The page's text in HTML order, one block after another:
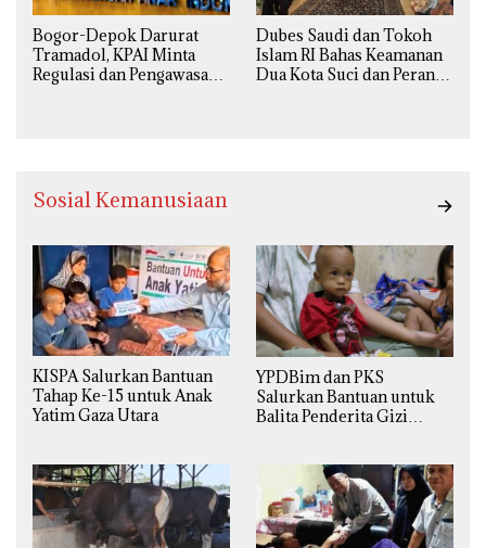
Bogor-Depok Darurat
Tramadol, KPAI Minta
Regulasi dan Pengawasan
Dubes Saudi dan Tokoh
Islam RI Bahas Keamanan
Dua Kota Suci dan Peran
Sosial Kemanusiaan
KISPA Salurkan Bantuan
Tahap Ke-15 untuk Anak
Yatim Gaza Utara
YPDBim dan PKS
Salurkan Bantuan untuk
Balita Penderita Gizi